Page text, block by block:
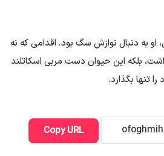
به دنبال نوازش سگ بود. اقدامی که نه
بلکه این حیوان دست مربی اسکاتلند
تنها بگذارد.
Copy URL